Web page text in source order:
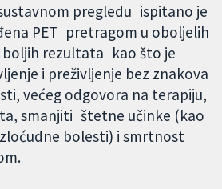
pregledu ispitano je
PET pretragom u oboljelih
boljih rezultata kao što je
i preživljenje bez znakova
većeg odgovora na terapiju,
smanjiti štetne učinke (kao
bolesti) i smrtnost